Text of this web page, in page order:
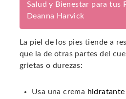
Salud y Bienestar para tus
Deanna Harvick
La piel de los pies tiende a
que la de otras partes del
grietas o durezas:
Usa una crema hidratante